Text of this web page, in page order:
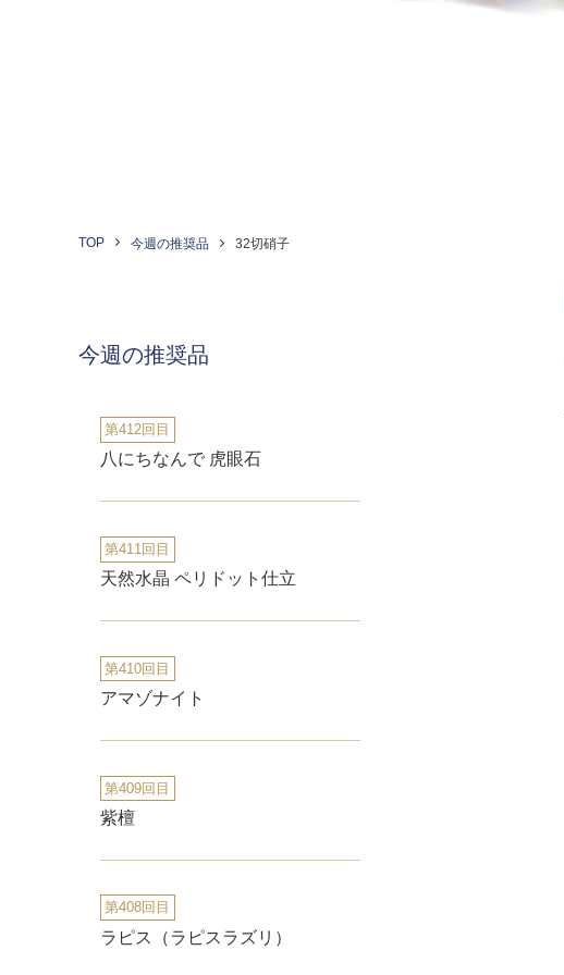
TOP 今週の推奨品 32切硝子
今週の推奨品
第412回目
八にちなんで 虎眼石
第411回目
天然水晶 ペリドット仕立
第410回目
アマゾナイト
第409回目
紫檀
第408回目
ラピス（ラピスラズリ）